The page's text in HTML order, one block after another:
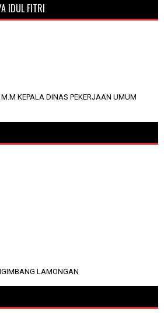
IDUL FITRI
KEPALA DINAS PEKERJAAN UMUM
LAMONGAN